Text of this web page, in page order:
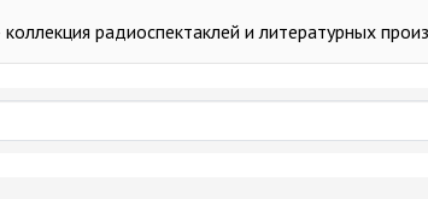
радиоспектаклей и литературных